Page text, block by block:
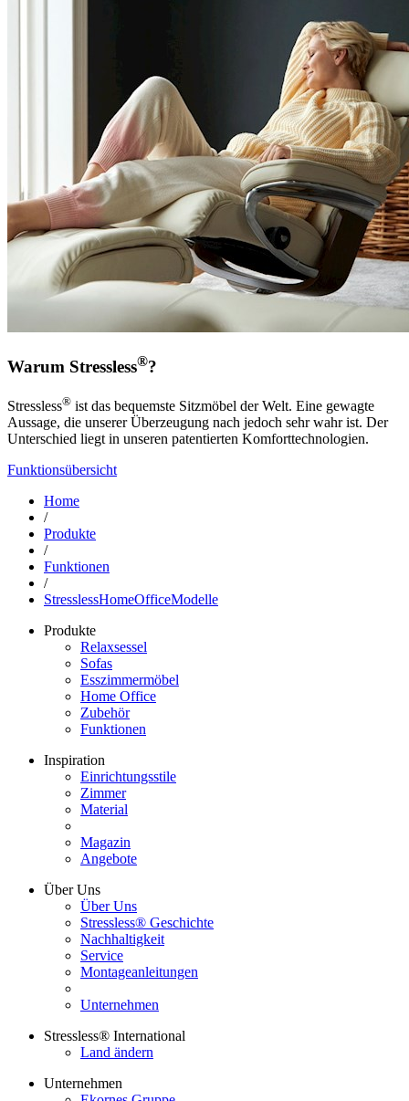
Warum Stressless®?
Stressless® ist das bequemste Sitzmöbel der Welt. Eine gewagte
Aussage, die unserer Überzeugung nach jedoch sehr wahr ist. Der
Unterschied liegt in unseren patentierten Komforttechnologien.
Funktionsübersicht
Home
/
Produkte
/
Funktionen
/
StresslessHomeOfficeModelle
Produkte
Relaxsessel
Sofas
Esszimmermöbel
Home Office
Zubehör
Funktionen
Inspiration
Einrichtungsstile
Zimmer
Material
Magazin
Angebote
Über Uns
Über Uns
Stressless® Geschichte
Nachhaltigkeit
Service
Montageanleitungen
Unternehmen
Stressless® International
Land ändern
Unternehmen